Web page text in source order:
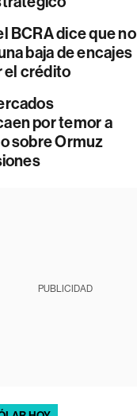
BCRA dice que no
baja de encajes
el crédito
por temor a
sobre Ormuz
PUBLICIDAD